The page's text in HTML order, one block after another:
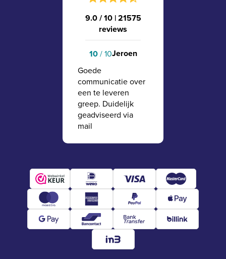
9.0 / 10 |21575
reviews
10/ 10Jeroen
Goede
communicatie over
een te leveren
greep. Duidelijk
geadviseerd via
mail